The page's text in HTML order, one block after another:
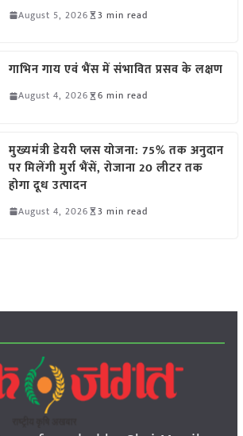
August 5, 2026 3 min read
गाभिन गाय एवं भैंस में संभावित प्रसव के लक्षण
August 4, 2026 6 min read
मुख्यमंत्री डेयरी प्लस योजना: 75% तक अनुदान
पर मिलेंगी मुर्रा भैंसें, रोजाना 20 लीटर तक
होगा दूध उत्पादन
August 4, 2026 3 min read